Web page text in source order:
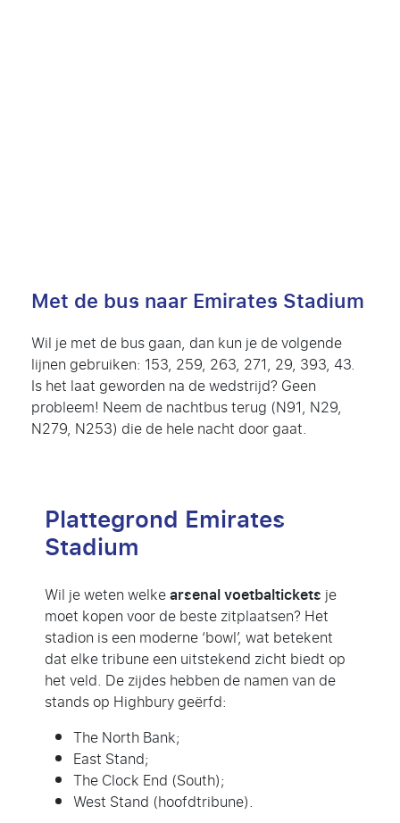
Met de bus naar Emirates Stadium
Wil je met de bus gaan, dan kun je de volgende
lijnen gebruiken: 153, 259, 263, 271, 29, 393, 43.
Is het laat geworden na de wedstrijd? Geen
probleem! Neem de nachtbus terug (N91, N29,
N279, N253) die de hele nacht door gaat.
Plattegrond Emirates
Stadium
Wil je weten welkearsenal voetbaltickets je
moet kopen voor de beste zitplaatsen? Het
stadion is een moderne ‘bowl’, wat betekent
dat elke tribune een uitstekend zicht biedt op
het veld. De zijdes hebben de namen van de
stands op Highbury geërfd:
The North Bank;
East Stand;
The Clock End (South);
West Stand (hoofdtribune).